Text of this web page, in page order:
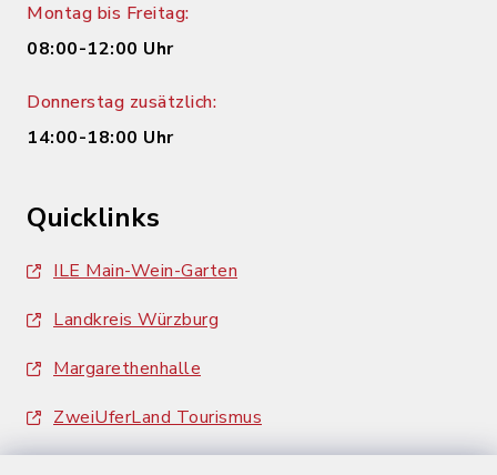
Montag bis Freitag:
08:00-12:00 Uhr
Donnerstag zusätzlich:
14:00-18:00 Uhr
Quicklinks
ILE Main-Wein-Garten
Landkreis Würzburg
Margarethenhalle
ZweiUferLand Tourismus